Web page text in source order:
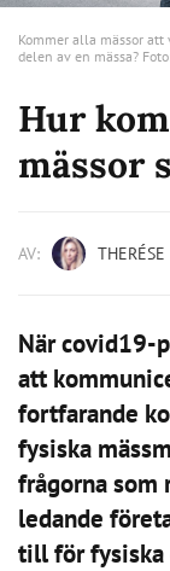
Kommer alla mässor
delen av en mässa?
Hur
mässor
AV:
När covid19-
att
fortfarande
fysiska
frågorna som
ledande
till för fysiska